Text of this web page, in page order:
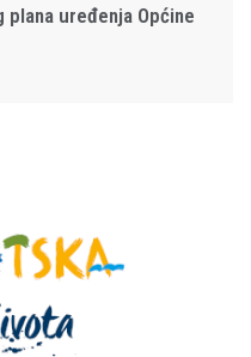
uređenja Općine